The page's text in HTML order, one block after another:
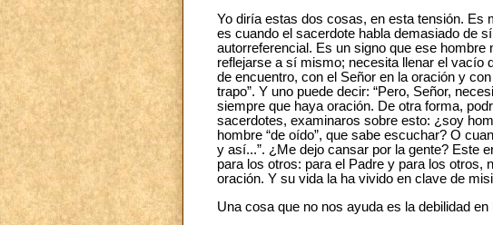
Yo diría estas dos cosas, en esta tensión. Es
es cuando el sacerdote habla demasiado de
autorreferencial. Es un signo que ese
reflejarse a sí mismo; necesita llenar el vacío
de encuentro, con el Señor en la oración y
trapo”. Y uno puede decir: “Pero, Señor,
siempre que haya oración. De otra forma,
sacerdotes, examinaros sobre esto: ¿soy
hombre “de oído”, que sabe escuchar? O
y así...”. ¿Me dejo cansar por la gente? Este
para los otros: para el Padre y para los otros,
oración. Y su vida la ha vivido en clave de
Una cosa que no nos ayuda es la debilidad